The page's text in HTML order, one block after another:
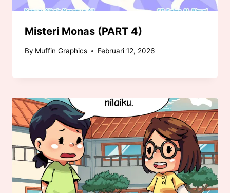
Misteri Monas (PART 4)
By Muffin Graphics Februari 12, 2026